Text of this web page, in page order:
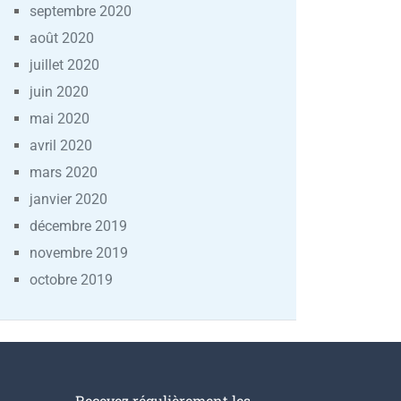
septembre 2020
août 2020
juillet 2020
juin 2020
mai 2020
avril 2020
mars 2020
janvier 2020
décembre 2019
novembre 2019
octobre 2019